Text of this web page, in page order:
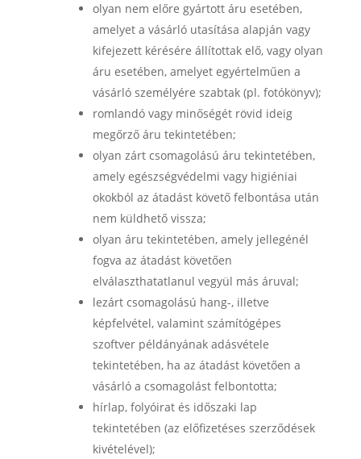
olyan nem előre gyártott áru esetében,
amelyet a vásárló utasítása alapján vagy
kifejezett kérésére állítottak elő, vagy olyan
áru esetében, amelyet egyértelműen a
vásárló személyére szabtak (pl. fotókönyv);
romlandó vagy minőségét rövid ideig
megőrző áru tekintetében;
olyan zárt csomagolású áru tekintetében,
amely egészségvédelmi vagy higiéniai
okokból az átadást követő felbontása után
nem küldhető vissza;
olyan áru tekintetében, amely jellegénél
fogva az átadást követően
elválaszthatatlanul vegyül más áruval;
lezárt csomagolású hang-, illetve
képfelvétel, valamint számítógépes
szoftver példányának adásvétele
tekintetében, ha az átadást követően a
vásárló a csomagolást felbontotta;
hírlap, folyóirat és időszaki lap
tekintetében (az előfizetéses szerződések
kivételével);